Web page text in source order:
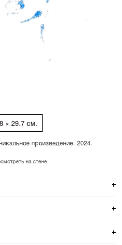
× 29.7 см.
произведение. 2024.
на стене
мы
подлинности. Для товаров
не
вы можете выбрать и
На сайте доступен